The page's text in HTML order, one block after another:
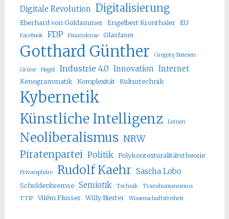
Digitale Revolution Digitalisierung
Eberhard von Goldammer Engelbert Kronthaler EU
Facebook FDP Finanzkrise Glasfaser
Gotthard Günther Gregory Bateson
Grüne Hegel Industrie 4.0 Innovation Internet
Kenogrammatik Komplexität Kulturtechnik
Kybernetik
Künstliche Intelligenz Lernen
Neoliberalismus NRW
Piratenpartei Politik Polykontexturalitätstheorie
Privatsphäre Rudolf Kaehr Sascha Lobo
Schuldenbremse Semiotik Technik
Transhumanismus
TTIP
Vilém Flusser Willy Bierter Wissenschaftsfreiheit